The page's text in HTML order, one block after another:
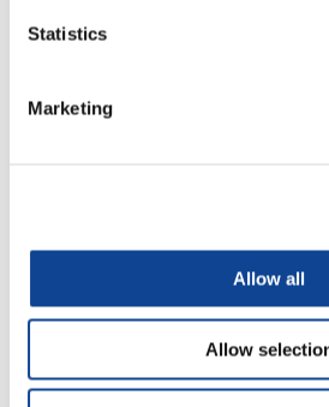
Statistics
Marketing
Allow all
Allow
18 giovani di 5 paesi europei e
,
competenze tecniche nel campo
produzione di
Leggi tutto